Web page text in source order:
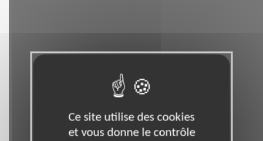
Ce site utilise des cookies
et vous donne le contrôle